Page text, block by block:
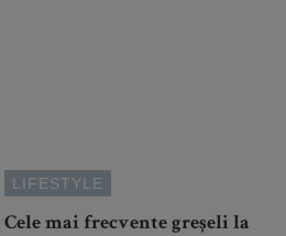
LIFESTYLE
Cele mai frecvente greșeli la